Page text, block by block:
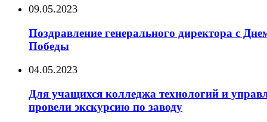
09.05.2023
Поздравление генерального директора с
Победы
04.05.2023
Для учащихся колледжа технологий и
провели экскурсию по заводу